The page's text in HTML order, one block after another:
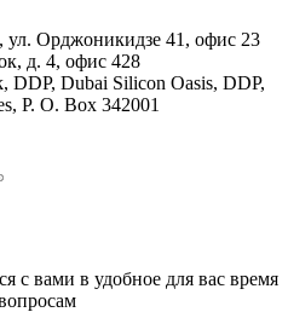
ул. Орджоникидзе 41, офис 23
д. 4, офис 428
DDP, Dubai Silicon Oasis, DDP,
P. O. Box 342001
с вами в удобное для вас время